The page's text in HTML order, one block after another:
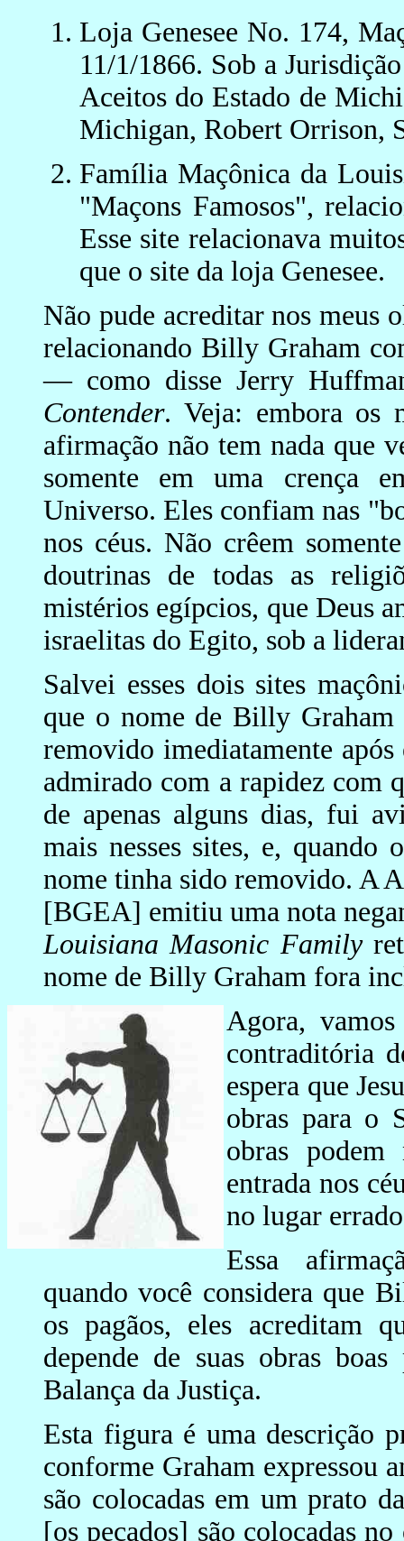
Loja Genesee No. 174,
11/1/1866. Sob a
Aceitos do Estado de
Michigan, Robert Orrison,
Família Maçônica da
"Maçons Famosos",
Esse site relacionava
que o site da loja Genesee.
Não pude acreditar nos meus
relacionando Billy Graham
— como disse Jerry
Contender. Veja: embora os
afirmação não tem nada que
somente em uma crença
Universo. Eles confiam nas
nos céus. Não crêem
doutrinas de todas as
mistérios egípcios, que Deus
israelitas do Egito, sob a
Salvei esses dois sites
que o nome de Billy
removido imediatamente
admirado com a rapidez com
de apenas alguns dias, fui
mais nesses sites, e,
nome tinha sido removido. A
[BGEA] emitiu uma nota
Louisiana Masonic Family
nome de Billy Graham fora
Agora,
contraditória
espera que
obras para o
obras
entrada nos
no lugar
Essa
quando você considera que
os pagãos, eles acreditam
depende de suas obras
Balança da Justiça.
Esta figura é uma descrição
conforme Graham expressou
são colocadas em um prato
[os pecados] são colocadas